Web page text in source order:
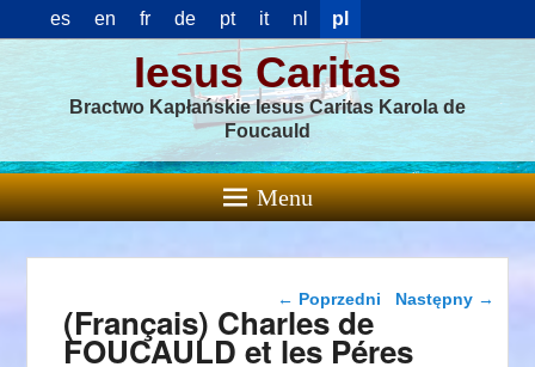
es en fr de pt it nl pl
Iesus Caritas
Bractwo Kapłańskie Iesus Caritas Karola de
Foucauld
Menu
Nawigacja wpisu
← Poprzedni Następny →
(Français) Charles de
FOUCAULD et les Péres